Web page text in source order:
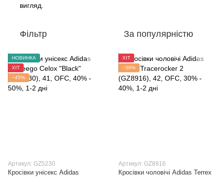
вигляд.
Фільтр За популярністю
НОВИНКА
ХІТ
−45%
Артикул: GZ5230
Кросівки унісекс Adidas
ХІТ
−36%
Артикул: GZ8916
Кросівки чоловічі Adidas Terrex